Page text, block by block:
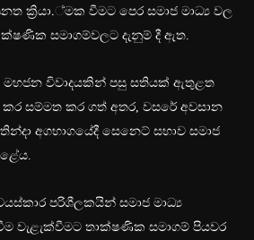
ක්‍රියා.්මක වීමට පෙර සමාජ මාධ්‍ය වල
සමාගම්වලට දැනුම් දී ඇත.
මහජන විවාදයකින් පසු සතියක් ඇතුළත
කර සම්මත කර ගත් අතර, වසරේ අවසාන
අගභාගයේදී සෙනෙට් සභාව සමාජ
පරිශීලකයින් සමාජ මාධ්‍ය
වැළැක්වීමට තාක්ෂණික සමාගම් පියවර